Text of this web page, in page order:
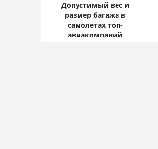
Допустимый вес и
размер багажа в
самолетах топ-
авиакомпаний